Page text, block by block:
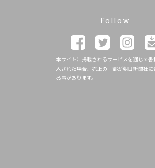
Follow
本サイトに掲載されるサービスを通じて書
入された場合、売上の一部が朝日新聞社に
る事があります。